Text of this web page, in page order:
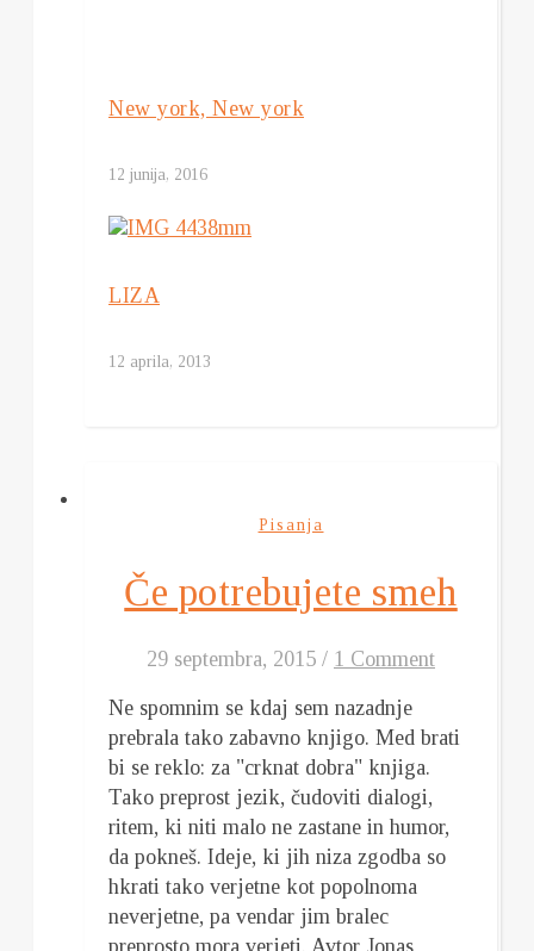
New york, New york
12 junija, 2016
LIZA
12 aprila, 2013
Pisanja
Če potrebujete smeh
29 septembra, 2015 / 1 Comment
Ne spomnim se kdaj sem nazadnje
prebrala tako zabavno knjigo. Med brati
bi se reklo: za "crknat dobra" knjiga.
Tako preprost jezik, čudoviti dialogi,
ritem, ki niti malo ne zastane in humor,
da pokneš. Ideje, ki jih niza zgodba so
hkrati tako verjetne kot popolnoma
neverjetne, pa vendar jim bralec